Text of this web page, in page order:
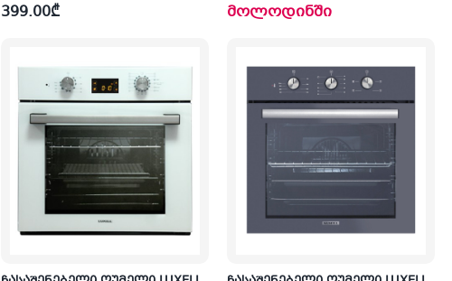
399.00₾ მოლოდინში